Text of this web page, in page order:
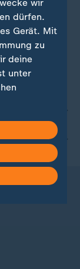
wir
dürfen.
Gerät. Mit
zu
deine
unter
Zukunft
ändern.